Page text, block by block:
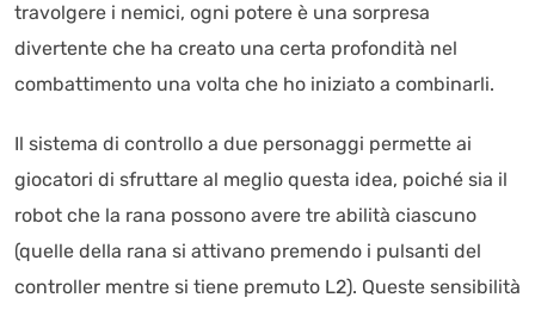
travolgere i nemici, ogni potere è una sorpresa
divertente che ha creato una certa profondità nel
combattimento una volta che ho iniziato a combinarli.
Il sistema di controllo a due personaggi permette ai
giocatori di sfruttare al meglio questa idea, poiché sia il
robot che la rana possono avere tre abilità ciascuno
(quelle della rana si attivano premendo i pulsanti del
controller mentre si tiene premuto L2). Queste sensibilità